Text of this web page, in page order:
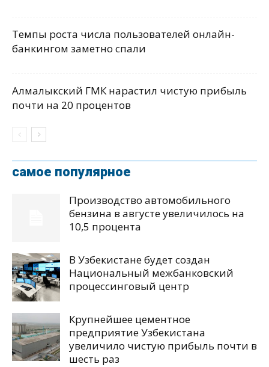
Темпы роста числа пользователей онлайн-
банкингом заметно спали
Алмалыкский ГМК нарастил чистую прибыль
почти на 20 процентов
самое популярное
Производство автомобильного
бензина в августе увеличилось на
10,5 процента
В Узбекистане будет создан
Национальный межбанковский
процессинговый центр
Крупнейшее цементное
предприятие Узбекистана
увеличило чистую прибыль почти в
шесть раз